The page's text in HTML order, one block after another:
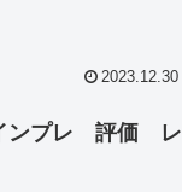
2023.12.30
ンプレ 評価 レ